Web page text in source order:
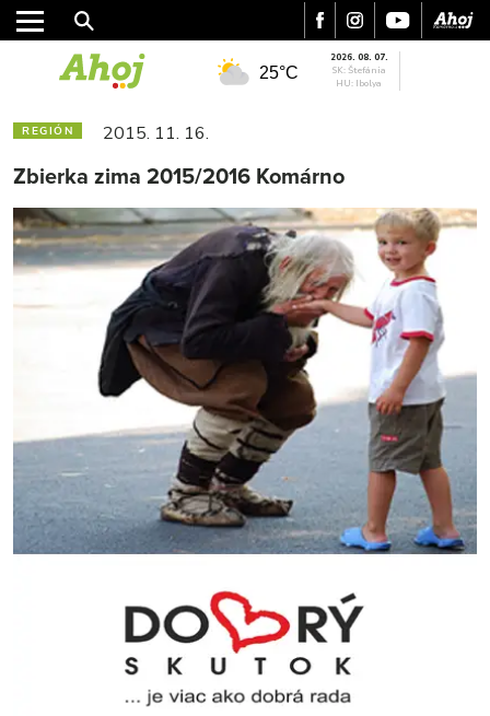
REGIÓN
ŠPORT
KULTÚRA
FOTKY
25°C
2026. 08. 07.
SK: Štefánia
HU: Ibolya
REGIÓN 2015. 11. 16.
Zbierka zima 2015/2016 Komárno